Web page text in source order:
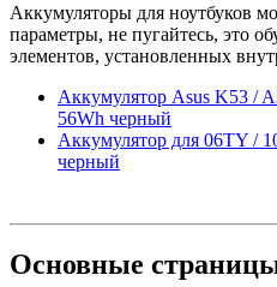
Аккумуляторы для ноутбуков
параметры, не пугайтесь, это
элементов, установленных
Аккумулятор Asus K53 /
56Wh черный
Аккумулятор для 06TY /
черный
Основные